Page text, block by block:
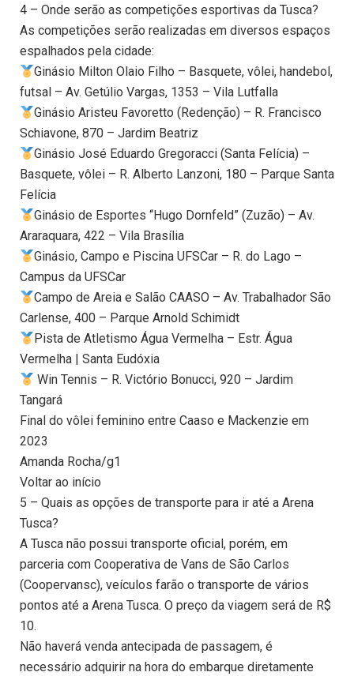
4 – Onde serão as competições esportivas da Tusca?
As competições serão realizadas em diversos espaços
espalhados pela cidade:
Ginásio Milton Olaio Filho – Basquete, vôlei, handebol,
futsal – Av. Getúlio Vargas, 1353 – Vila Lutfalla
Ginásio Aristeu Favoretto (Redenção) – R. Francisco
Schiavone, 870 – Jardim Beatriz
Ginásio José Eduardo Gregoracci (Santa Felícia) –
Basquete, vôlei – R. Alberto Lanzoni, 180 – Parque Santa
Felícia
Ginásio de Esportes “Hugo Dornfeld” (Zuzão) – Av.
Araraquara, 422 – Vila Brasília
Ginásio, Campo e Piscina UFSCar – R. do Lago –
Campus da UFSCar
Campo de Areia e Salão CAASO – Av. Trabalhador São
Carlense, 400 – Parque Arnold Schimidt
Pista de Atletismo Água Vermelha – Estr. Água
Vermelha | Santa Eudóxia
Win Tennis – R. Victório Bonucci, 920 – Jardim
Tangará
Final do vôlei feminino entre Caaso e Mackenzie em
2023
Amanda Rocha/g1
Voltar ao início
5 – Quais as opções de transporte para ir até a Arena
Tusca?
A Tusca não possui transporte oficial, porém, em
parceria com Cooperativa de Vans de São Carlos
(Coopervansc), veículos farão o transporte de vários
pontos até a Arena Tusca. O preço da viagem será de R$
10.
Não haverá venda antecipada de passagem, é
necessário adquirir na hora do embarque diretamente